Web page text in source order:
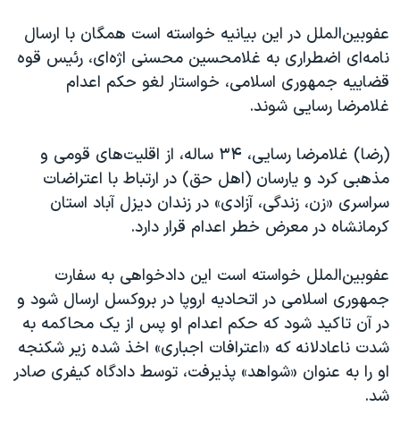
قانون شفافیت دارائی کادر رهبری ایران
اعتراضات مردمی آبان ۹۸
اسرائیل در جنگ
نرگس محمدی برنده جایزه نوبل صلح
همایش محافظه‌کاران آمریکا «سی‌پک»
صفحه‌های ویژه
عفوبین‌الملل در این بیانیه‌ خواسته است همگان با ارسال
نامه‌ای اضطراری به غلامحسین محسنی اژه‌ای، رئیس قوه
قضاییه جمهوری اسلامی، خواستار لغو حکم اعدام
غلامرضا رسایی شوند.
(رضا) غلامرضا رسایی، ۳۴ ساله، از اقلیت‌های قومی و
مذهبی کرد و یارسان (اهل حق) در ارتباط با اعتراضات
سراسری «زن، زندگی، آزادی» در زندان دیزل آباد استان
کرمانشاه در معرض خطر اعدام قرار دارد.
عفوبین‌الملل خواسته است این دادخواهی به سفارت
جمهوری اسلامی در اتحادیه اروپا در بروکسل ارسال شود و
در آن تاکید شود که حکم اعدام او پس از یک محاکمه به
شدت ناعادلانه که «اعترافات اجباری» اخذ شده زیر شکنجه
او را به عنوان «شواهد» پذیرفت، توسط دادگاه کیفری صادر
شد.